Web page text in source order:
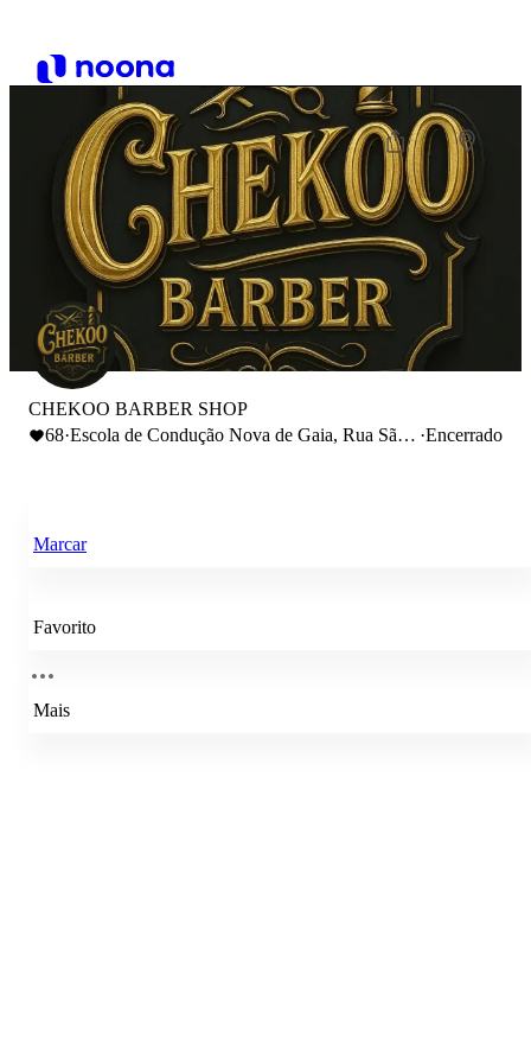
CHEKOO BARBER SHOP
68·Escola de Condução Nova de Gaia, Rua São
·Encerrado
Marcar
Favorito
Mais